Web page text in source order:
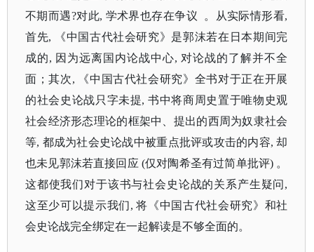
不期而遇?对此, 学术界也存在争议 。从实际情形看,
首先, 《中国古代社会研究》是郭沫若在日本期间完
成的, 因为远离国内论战中心, 对论战的了解并不全
面；其次, 《中国古代社会研究》全书对于正在开展
的社会史论战只字未提, 书中将商周史置于唯物史观
社会经济形态理论的框架中、提出的西周为奴隶社会
等, 都成为社会史论战中被重点批评或攻击的内容, 却
也未见郭沫若直接回应 (仅对陶希圣有过简单批评) 。
这都使我们对于该书与社会史论战的关系产生疑问,
这至少可以提示我们, 将《中国古代社会研究》和社
会史论战完全绑定在一起解读是不够全面的。